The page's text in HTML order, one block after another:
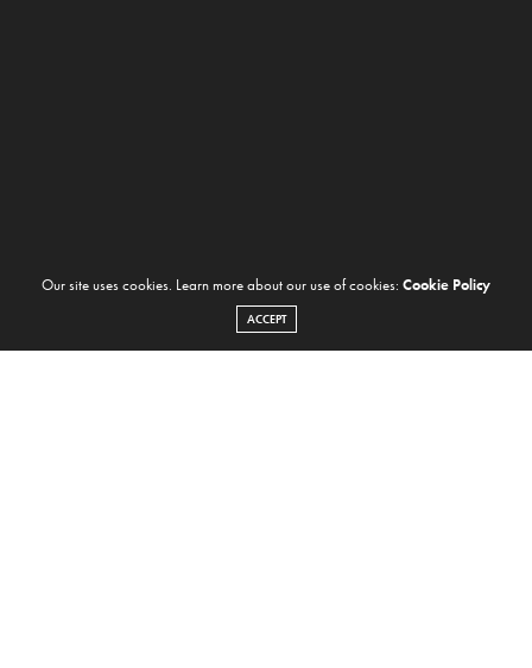
Our site uses cookies. Learn more about our use of cookies: Cookie Policy
ACCEPT